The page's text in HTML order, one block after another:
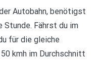
Autobahn, benötigst
Stunde. Fährst du im
für die gleiche
kmh im Durchschnitt